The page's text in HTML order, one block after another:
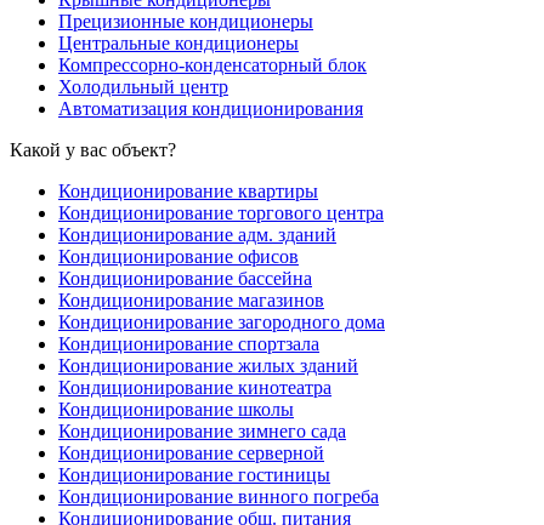
Прецизионные кондиционеры
Центральные кондиционеры
Компрессорно-конденсаторный блок
Холодильный центр
Автоматизация кондиционирования
Какой у вас объект?
Кондиционирование квартиры
Кондиционирование торгового центра
Кондиционирование адм. зданий
Кондиционирование офисов
Кондиционирование бассейна
Кондиционирование магазинов
Кондиционирование загородного дома
Кондиционирование спортзала
Кондиционирование жилых зданий
Кондиционирование кинотеатра
Кондиционирование школы
Кондиционирование зимнего сада
Кондиционирование серверной
Кондиционирование гостиницы
Кондиционирование винного погреба
Кондиционирование общ. питания